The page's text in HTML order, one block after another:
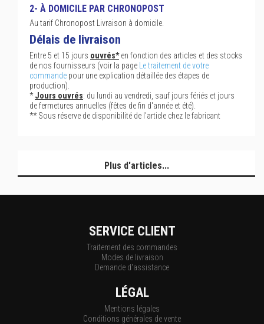
2- À DOMICILE PAR CHRONOPOST
Au tarif Chronopost Livraison à domicile.
Délais de livraison
Entre 5 et 15 jours ouvrés*en fonction des articles et des stocks
de nos fournisseurs (voir la page
Le traitement de votre
commande pour une explication détaillée des étapes de
production).
*Jours ouvrés: du lundi au vendredi, sauf jours fériés et jours
de fermetures annuelles (fêtes de fin d'année et été).
** Sous réserve de disponibilité de l'article chez le fabricant
Plus d'articles...
SERVICE CLIENT
Traitement des commandes
Modes de livraison
Demande d'assistance
LÉGAL
Mentions légales
Conditions générales de vente